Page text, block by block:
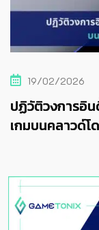
19/02/2026
ปฏิวัติวงการอิ
เกมบนคลาวด์โ